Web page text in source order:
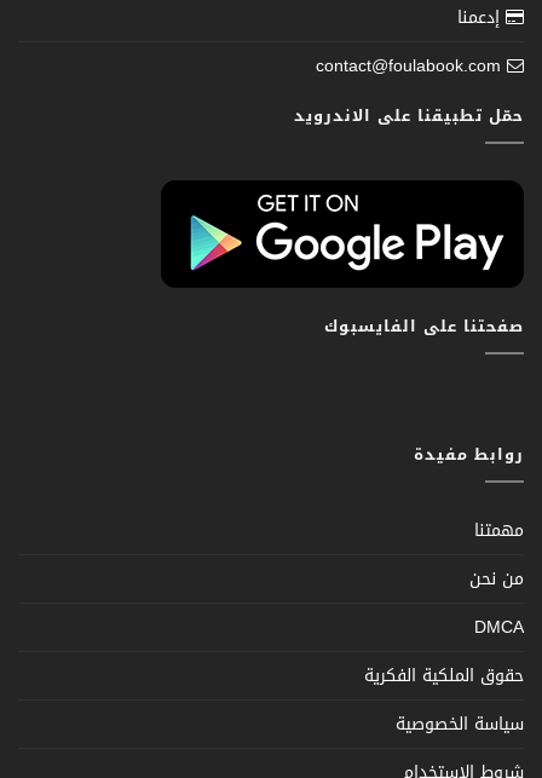
إدعمنا
contact@foulabook.com
حمّل تطبيقنا على الاندرويد
صفحتنا على الفايسبوك
روابط مفيدة
مهمتنا
من نحن
DMCA
حقوق الملكية الفكرية
سياسة الخصوصية